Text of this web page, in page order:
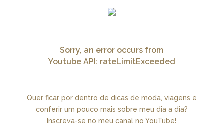
Sorry, an error occurs from
Youtube API: rateLimitExceeded
Quer ficar por dentro de dicas de moda, viagens e
conferir um pouco mais sobre meu dia a dia?
Inscreva-se no meu canal no YouTube!